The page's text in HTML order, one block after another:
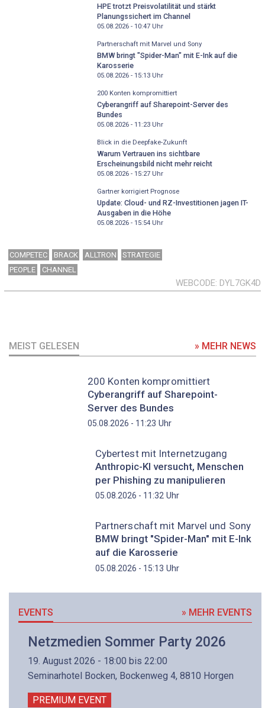
HPE trotzt Preisvolatilität und stärkt
Planungssichert im Channel
05.08.2026 - 10:47Uhr
Partnerschaft mit Marvel und Sony
BMW bringt "Spider-Man" mit E-Ink auf die
Karosserie
05.08.2026 - 15:13Uhr
200 Konten kompromittiert
Cyberangriff auf Sharepoint-Server des
Bundes
05.08.2026 - 11:23Uhr
Blick in die Deepfake-Zukunft
Warum Vertrauen ins sichtbare
Erscheinungsbild nicht mehr reicht
05.08.2026 - 15:27Uhr
Gartner korrigiert Prognose
Update: Cloud- und RZ-Investitionen jagen IT-
Ausgaben in die Höhe
05.08.2026 - 15:54Uhr
COMPETEC BRACK ALLTRON
STRATEGIE
PEOPLE
CHANNEL
WEBCODE DYL7GK4D
MEIST GELESEN » MEHR NEWS
200 Konten kompromittiert
Cyberangriff auf Sharepoint-
Server des Bundes
05.08.2026 - 11:23 Uhr
Cybertest mit Internetzugang
Anthropic-KI versucht, Menschen
per Phishing zu manipulieren
05.08.2026 - 11:32Uhr
Partnerschaft mit Marvel und Sony
BMW bringt "Spider-Man" mit E-Ink
auf die Karosserie
05.08.2026 - 15:13 Uhr
EVENTS » MEHR EVENTS
Netzmedien Sommer Party 2026
19. August 2026 - 18:00 bis 22:00
Seminarhotel Bocken, Bockenweg 4, 8810 Horgen
PREMIUM EVENT